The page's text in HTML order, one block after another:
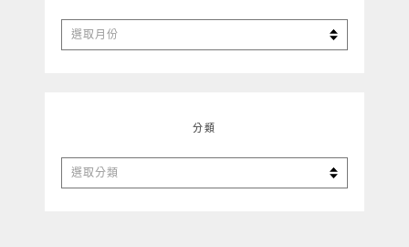
彙
整
分類
分
類